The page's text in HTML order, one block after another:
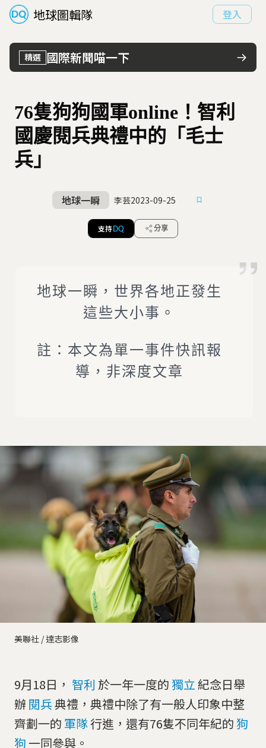
地球圖輯隊 登入
精選 國際新聞喵一下
76隻狗狗國軍online！智利
國慶閱兵典禮中的「毛士
兵」
地球一瞬 李芸2023-09-25
支持 DQ 分享
地球一瞬，世界各地正發生
這些大小事。
註：本文為單一事件快訊報
導，非深度文章
美聯社 / 達志影像
9月18日， 智利 於一年一度的 獨立紀念日舉
辦閱兵典禮，典禮中除了有一般人印象中整
齊劃一的 軍隊行進，還有76隻不同年紀的 狗
狗一同參與。